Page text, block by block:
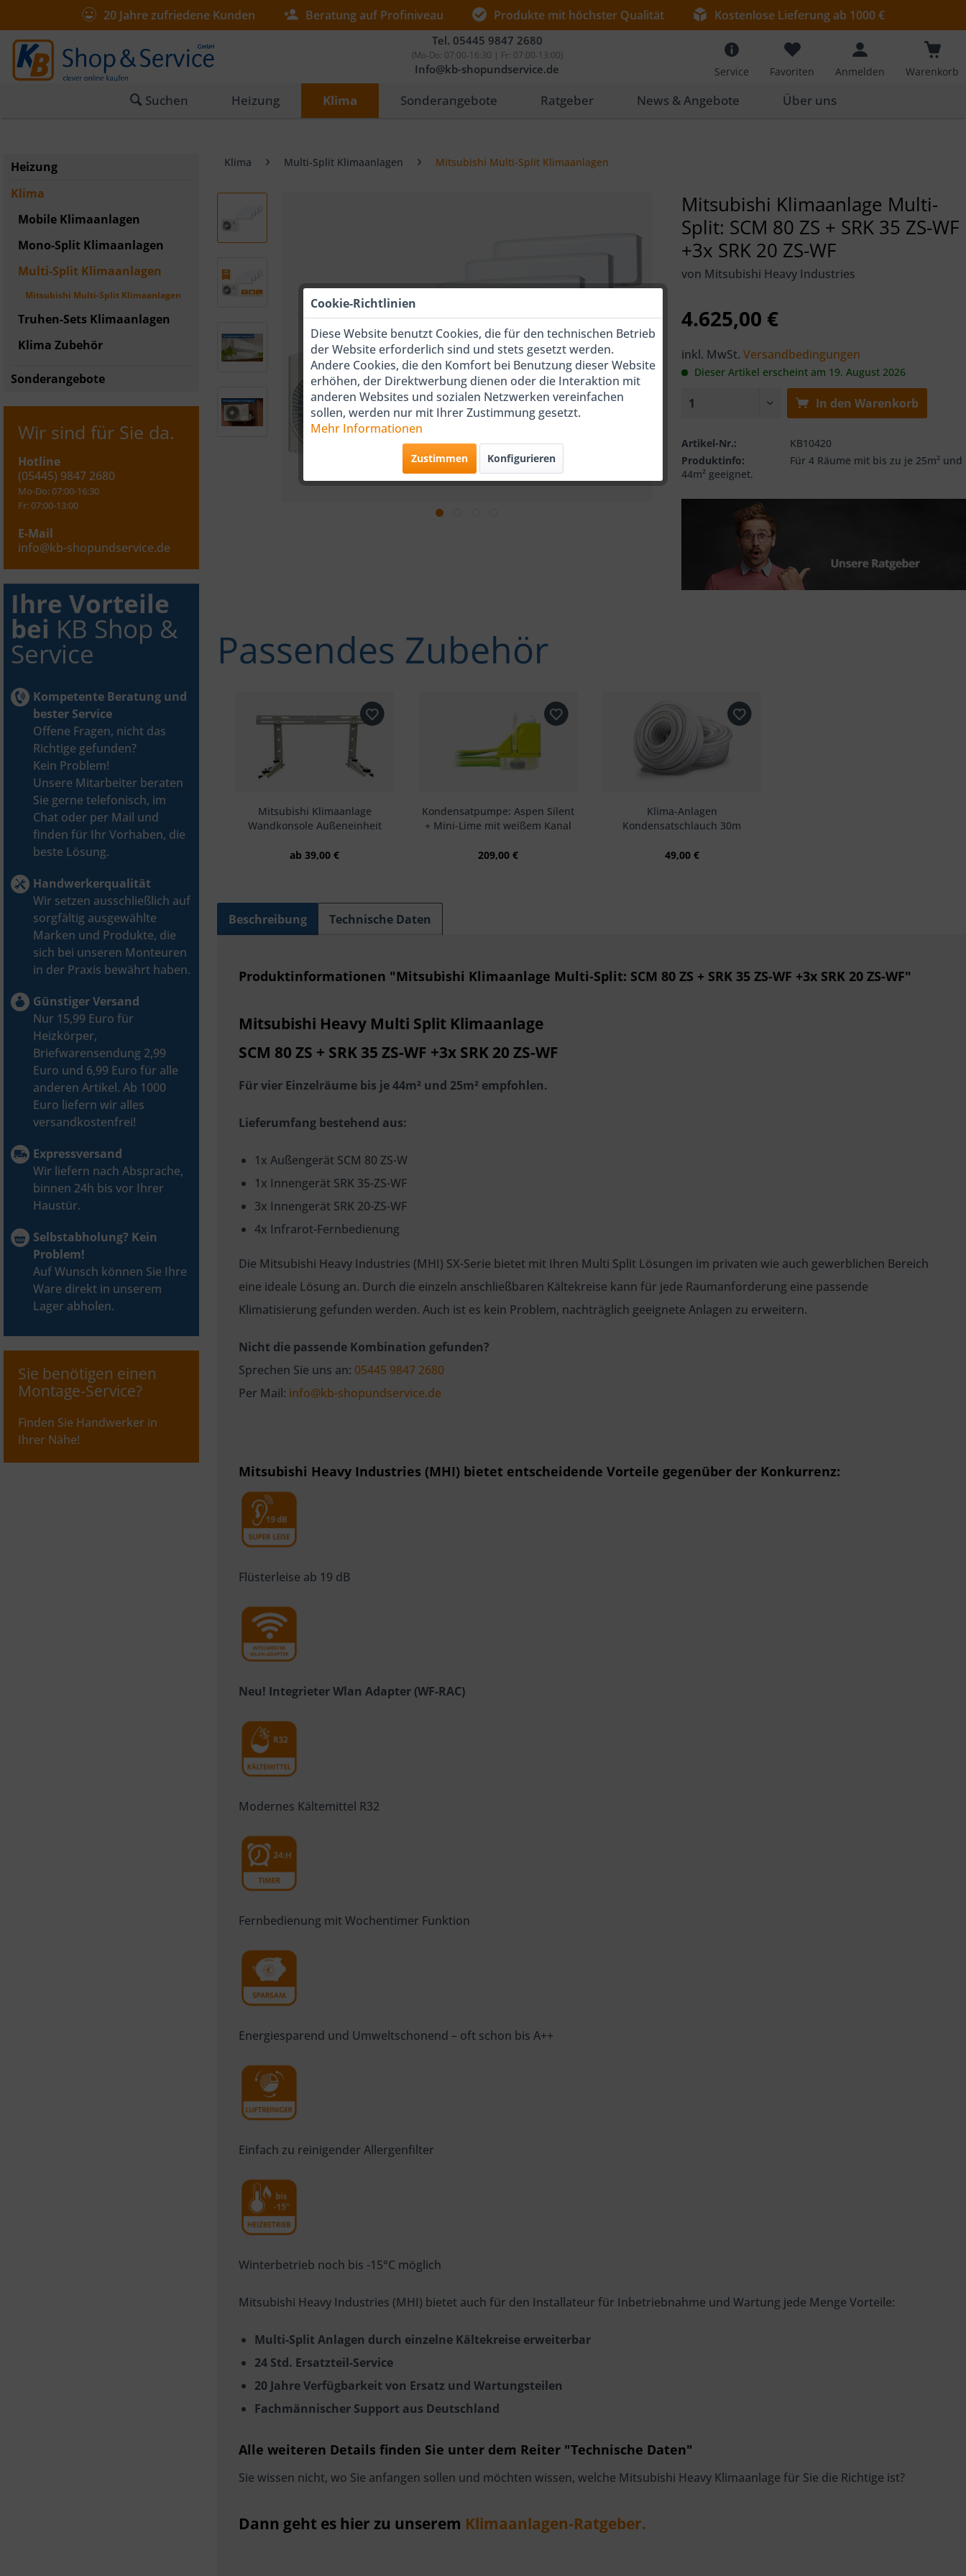
20 Jahre zufriedene Kunden Beratung auf Profiniveau Produkte mit höchster Qualität Kostenlose Lieferung ab 1000 €
Tel. 05445 9847 2680
(Mo-Do: 07:00-16:30 | Fr: 07:00-13:00)
Info@kb-shopundservice.de Service Favoriten Anmelden Warenkorb
Suchen Heizung Klima Sonderangebote Ratgeber News & Angebote Über uns
Heizung
Klima
Mobile Klimaanlagen
Mono-Split Klimaanlagen
Multi-Split Klimaanlagen
Mitsubishi Multi-Split Klimaanlagen
Truhen-Sets Klimaanlagen
Klima Zubehör
Sonderangebote
Wir sind für Sie da.
Hotline
(05445) 9847 2680
Mo-Do: 07:00-16:30
Fr: 07:00-13:00
E-Mail
info@kb-shopundservice.de
Ihre Vorteile
bei KB Shop &
Service
Kompetente Beratung und
bester Service
Offene Fragen, nicht das
Richtige gefunden?
Kein Problem!
Unsere Mitarbeiter beraten
Sie gerne telefonisch, im
Chat oder per Mail und
finden für Ihr Vorhaben, die
beste Lösung.
Handwerkerqualität
Wir setzen ausschließlich auf
sorgfältig ausgewählte
Marken und Produkte, die
sich bei unseren Monteuren
in der Praxis bewährt haben.
Günstiger Versand
Nur 15,99 Euro für
Heizkörper,
Briefwarensendung 2,99
Euro und 6,99 Euro für alle
anderen Artikel. Ab 1000
Euro liefern wir alles
versandkostenfrei!
Expressversand
Wir liefern nach Absprache,
binnen 24h bis vor Ihrer
Haustür.
Selbstabholung? Kein
Problem!
Auf Wunsch können Sie Ihre
Ware direkt in unserem
Lager abholen.
Sie benötigen einen
Montage-Service?
Finden Sie Handwerker in
Ihrer Nähe!
Klima Multi-Split Klimaanlagen Mitsubishi Multi-Split Klimaanlagen
Mitsubishi Klimaanlage Multi-
Split: SCM 80 ZS + SRK 35 ZS-WF
+3x SRK 20 ZS-WF
von Mitsubishi Heavy Industries
4.625,00 €
inkl. MwSt.Versandbedingungen
Dieser Artikel erscheint am 19. August 2026
In den Warenkorb
Artikel-Nr.:
KB10420
Produktinfo:
Für 4 Räume mit bis zu je 25m² und
44m² geeignet.
Passendes Zubehör
Mitsubishi Klimaanlage
Wandkonsole Außeneinheit
ab 39,00 €
Kondensatpumpe: Aspen Silent
+ Mini-Lime mit weißem Kanal
209,00 €
Klima-Anlagen
Kondensatschlauch 30m
49,00 €
Beschreibung Technische Daten
Produktinformationen "Mitsubishi Klimaanlage Multi-Split: SCM 80 ZS + SRK 35 ZS-WF +3x SRK 20 ZS-WF"
Mitsubishi Heavy Multi Split Klimaanlage
SCM 80 ZS + SRK 35 ZS-WF +3x SRK 20 ZS-WF
Für vier Einzelräume bis je 44m² und 25m² empfohlen.
Lieferumfang bestehend aus:
1x Außengerät SCM 80 ZS-W
1x Innengerät SRK 35-ZS-WF
3x Innengerät SRK 20-ZS-WF
4x Infrarot-Fernbedienung
Die Mitsubishi Heavy Industries (MHI) SX-Serie bietet mit Ihren Multi Split Lösungen im privaten wie auch gewerblichen Bereich
eine ideale Lösung an. Durch die einzeln anschließbaren Kältekreise kann für jede Raumanforderung eine passende
Klimatisierung gefunden werden. Auch ist es kein Problem, nachträglich geeignete Anlagen zu erweitern.
Nicht die passende Kombination gefunden?
Sprechen Sie uns an: 05445 9847 2680
Per Mail: info@kb-shopundservice.de
Mitsubishi Heavy Industries (MHI) bietet entscheidende Vorteile gegenüber der Konkurrenz:
Flüsterleise ab 19 dB
Neu! Integrieter Wlan Adapter (WF-RAC)
Modernes Kältemittel R32
Fernbedienung mit Wochentimer Funktion
Energiesparend und Umweltschonend – oft schon bis A++
Einfach zu reinigender Allergenfilter
Winterbetrieb noch bis -15°C möglich
Mitsubishi Heavy Industries (MHI) bietet auch für den Installateur für Inbetriebnahme und Wartung jede Menge Vorteile:
Multi-Split Anlagen durch einzelne Kältekreise erweiterbar
24 Std. Ersatzteil-Service
20 Jahre Verfügbarkeit von Ersatz und Wartungsteilen
Fachmännischer Support aus Deutschland
Alle weiteren Details finden Sie unter dem Reiter "Technische Daten"
Sie wissen nicht, wo Sie anfangen sollen und möchten wissen, welche Mitsubishi Heavy Klimaanlage für Sie die Richtige ist?
Dann geht es hier zu unserem Klimaanlagen-Ratgeber.
Cookie-Richtlinien
Diese Website benutzt Cookies, die für den technischen Betrieb
der Website erforderlich sind und stets gesetzt werden.
Andere Cookies, die den Komfort bei Benutzung dieser Website
erhöhen, der Direktwerbung dienen oder die Interaktion mit
anderen Websites und sozialen Netzwerken vereinfachen
sollen, werden nur mit Ihrer Zustimmung gesetzt.
Mehr Informationen
Zustimmen Konfigurieren